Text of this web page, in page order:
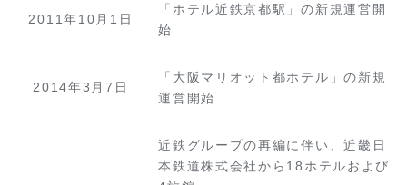
2011年10月1日
「ホテル近鉄京都駅」の新規運営開
始
2014年3月7日
「大阪マリオット都ホテル」の新規
運営開始
近鉄グループの再編に伴い、近畿日
本鉄道株式会社から18ホテルおよび